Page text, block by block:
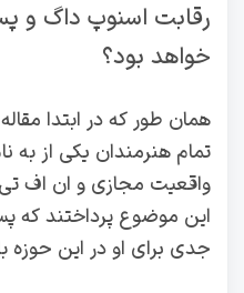
خواهد بود؟
همان طور که در ابتدا
تمام هنرمندان یکی از به
واقعیت مجازی و ان اف تی
این موضوع پرداختند که
جدی برای او در این حوزه